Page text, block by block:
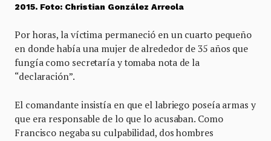
2015. Foto: Christian González Arreola
Por horas, la víctima permaneció en un cuarto pequeño
en donde había una mujer de alrededor de 35 años que
fungía como secretaría y tomaba nota de la
“declaración”.
El comandante insistía en que el labriego poseía armas y
que era responsable de lo que lo acusaban. Como
Francisco negaba su culpabilidad, dos hombres